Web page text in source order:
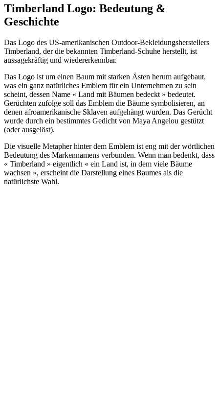
Timberland Logo: Bedeutung &
Geschichte
Das Logo des US-amerikanischen Outdoor-Bekleidungsherstellers
Timberland, der die bekannten Timberland-Schuhe herstellt, ist
aussagekräftig und wiedererkennbar.
Das Logo ist um einen Baum mit starken Ästen herum aufgebaut,
was ein ganz natürliches Emblem für ein Unternehmen zu sein
scheint, dessen Name « Land mit Bäumen bedeckt » bedeutet.
Gerüchten zufolge soll das Emblem die Bäume symbolisieren, an
denen afroamerikanische Sklaven aufgehängt wurden. Das Gerücht
wurde durch ein bestimmtes Gedicht von Maya Angelou gestützt
(oder ausgelöst).
Die visuelle Metapher hinter dem Emblem ist eng mit der wörtlichen
Bedeutung des Markennamens verbunden. Wenn man bedenkt, dass
« Timberland » eigentlich « ein Land ist, in dem viele Bäume
wachsen », erscheint die Darstellung eines Baumes als die
natürlichste Wahl.